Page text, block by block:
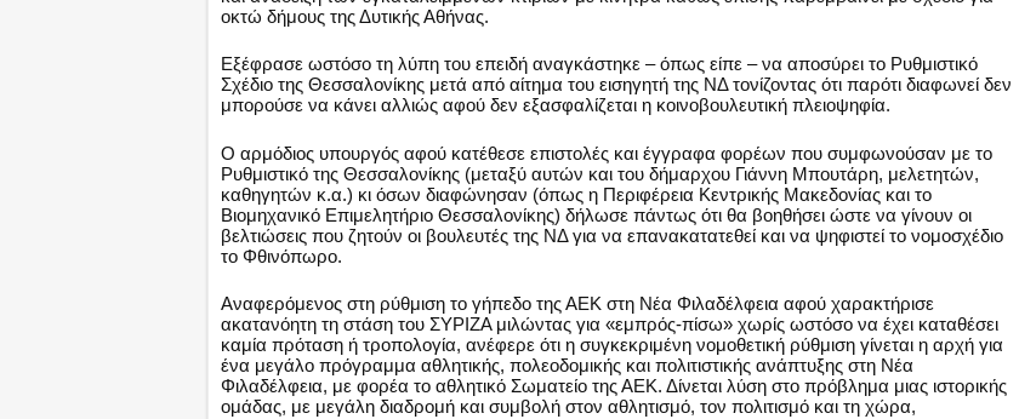
οκτώ δήμους της Δυτικής Αθήνας.
Εξέφρασε ωστόσο τη λύπη του επειδή αναγκάστηκε – όπως είπε – να αποσύρει το Ρυθμιστικό
Σχέδιο της Θεσσαλονίκης μετά από αίτημα του εισηγητή της ΝΔ τονίζοντας ότι παρότι διαφωνεί δεν
μπορούσε να κάνει αλλιώς αφού δεν εξασφαλίζεται η κοινοβουλευτική πλειοψηφία.
Ο αρμόδιος υπουργός αφού κατέθεσε επιστολές και έγγραφα φορέων που συμφωνούσαν με το
Ρυθμιστικό της Θεσσαλονίκης (μεταξύ αυτών και του δήμαρχου Γιάννη Μπουτάρη, μελετητών,
καθηγητών κ.α.) κι όσων διαφώνησαν (όπως η Περιφέρεια Κεντρικής Μακεδονίας και το
Βιομηχανικό Επιμελητήριο Θεσσαλονίκης) δήλωσε πάντως ότι θα βοηθήσει ώστε να γίνουν οι
βελτιώσεις που ζητούν οι βουλευτές της ΝΔ για να επανακατατεθεί και να ψηφιστεί το νομοσχέδιο
το Φθινόπωρο.
Αναφερόμενος στη ρύθμιση το γήπεδο της ΑΕΚ στη Νέα Φιλαδέλφεια αφού χαρακτήρισε
ακατανόητη τη στάση του ΣΥΡΙΖΑ μιλώντας για «εμπρός-πίσω» χωρίς ωστόσο να έχει καταθέσει
καμία πρόταση ή τροπολογία, ανέφερε ότι η συγκεκριμένη νομοθετική ρύθμιση γίνεται η αρχή για
ένα μεγάλο πρόγραμμα αθλητικής, πολεοδομικής και πολιτιστικής ανάπτυξης στη Νέα
Φιλαδέλφεια, με φορέα το αθλητικό Σωματείο της ΑΕΚ. Δίνεται λύση στο πρόβλημα μιας ιστορικής
ομάδας, με μεγάλη διαδρομή και συμβολή στον αθλητισμό, τον πολιτισμό και τη χώρα,